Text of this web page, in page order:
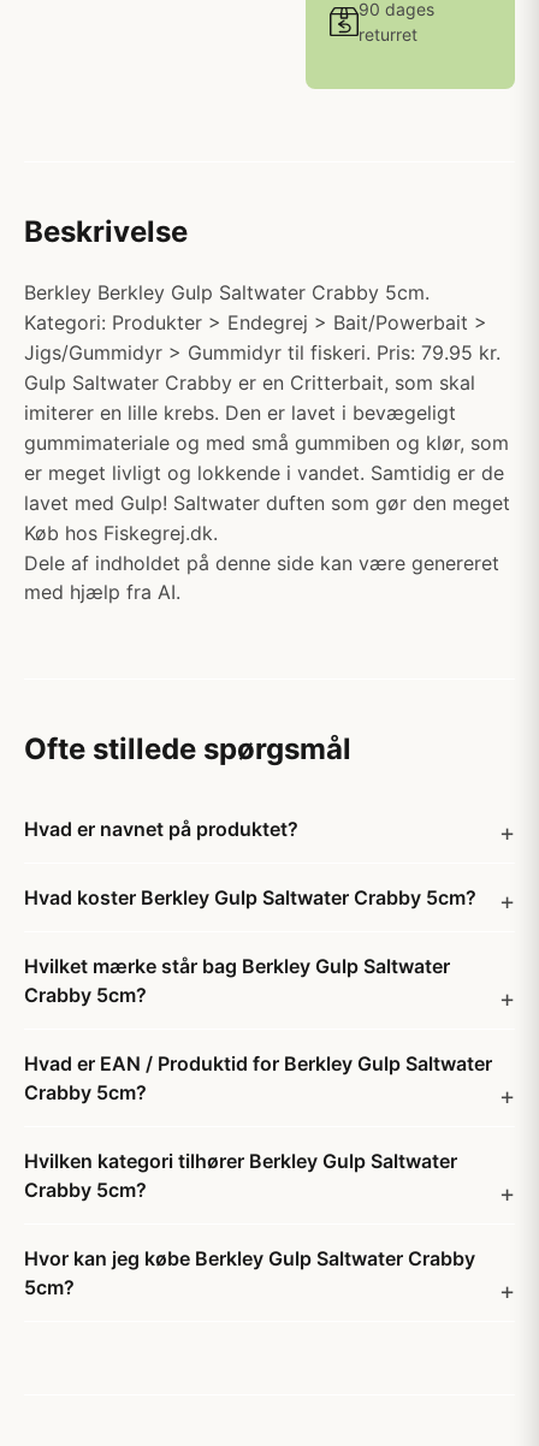
90 dages
returret
Beskrivelse
Berkley Berkley Gulp Saltwater Crabby 5cm.
Kategori: Produkter > Endegrej > Bait/Powerbait >
Jigs/Gummidyr > Gummidyr til fiskeri. Pris: 79.95 kr.
Gulp Saltwater Crabby er en Critterbait, som skal
imiterer en lille krebs. Den er lavet i bevægeligt
gummimateriale og med små gummiben og klør, som
er meget livligt og lokkende i vandet. Samtidig er de
lavet med Gulp! Saltwater duften som gør den meget
Køb hos Fiskegrej.dk.
Dele af indholdet på denne side kan være genereret
med hjælp fra AI.
Ofte stillede spørgsmål
Hvad er navnet på produktet?
Hvad koster Berkley Gulp Saltwater Crabby 5cm?
Hvilket mærke står bag Berkley Gulp Saltwater
Crabby 5cm?
Hvad er EAN / Produktid for Berkley Gulp Saltwater
Crabby 5cm?
Hvilken kategori tilhører Berkley Gulp Saltwater
Crabby 5cm?
Hvor kan jeg købe Berkley Gulp Saltwater Crabby
5cm?